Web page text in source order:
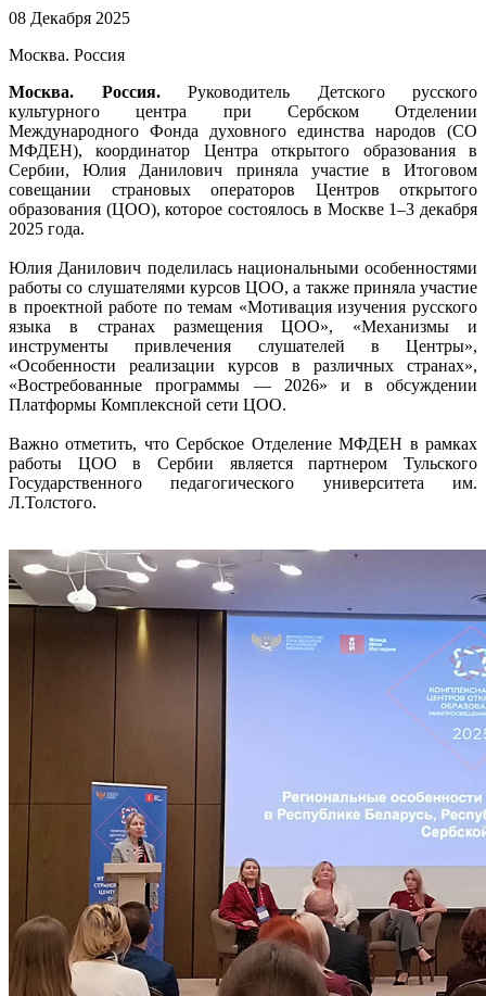
08 Декабря 2025
Москва. Россия
Москва. Россия. Руководитель Детского русского
культурного центра при Сербском Отделении
Международного Фонда духовного единства народов (СО
МФДЕН), координатор Центра открытого образования в
Сербии, Юлия Данилович приняла участие в Итоговом
совещании страновых операторов Центров открытого
образования (ЦОО), которое состоялось в Москве 1–3 декабря
2025 года.
Юлия Данилович поделилась национальными особенностями
работы со слушателями курсов ЦОО, а также приняла участие
в проектной работе по темам «Мотивация изучения русского
языка в странах размещения ЦОО», «Механизмы и
инструменты привлечения слушателей в Центры»,
«Особенности реализации курсов в различных странах»,
«Востребованные программы — 2026» и в обсуждении
Платформы Комплексной сети ЦОО.
Важно отметить, что Сербское Отделение МФДЕН в рамках
работы ЦОО в Сербии является партнером Тульского
Государственного педагогического университета им.
Л.Толстого.